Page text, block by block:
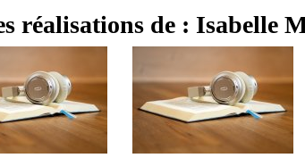
réalisations de : Isabelle